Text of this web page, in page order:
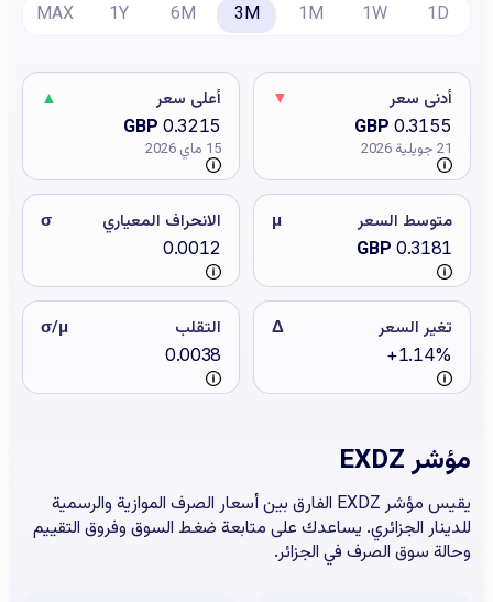
1D
1W
1M
3M
6M
1Y
MAX
أدنى سعر ▼
0.3155
21 جويلية 2026
أعلى سعر ▲
0.3215
15 ماي 2026
متوسط السعر μ
0.3181
الانحراف المعياري σ
0.0012
تغير السعر Δ
+1.14%
التقلب σ/μ
0.0038
مؤشر EXDZ
يقيس مؤشر EXDZ الفارق بين أسعار الصرف الموازية والرسمية
للدينار الجزائري. يساعدك على متابعة ضغط السوق وفروق التقييم
وحالة سوق الصرف في الجزائر.